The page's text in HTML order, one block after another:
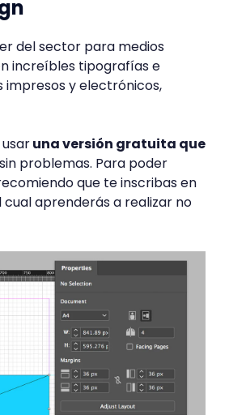
del sector para medios
increíbles tipografías e
impresos y electrónicos,
una versión gratuita que
problemas. Para poder
que te inscribas en
aprenderás a realizar no